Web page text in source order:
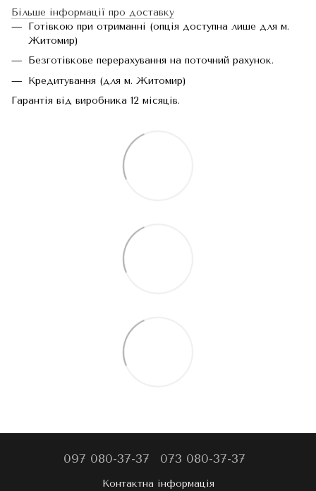
Більше інформації про доставку
Готівкою при отриманні (опція доступна лише для м.
Житомир)
Безготівкове перерахування на поточний рахунок.
Кредитування (для м. Житомир)
Гарантія від виробника 12 місяців.
097 080-37-37 073 080-37-37
Контактна інформація